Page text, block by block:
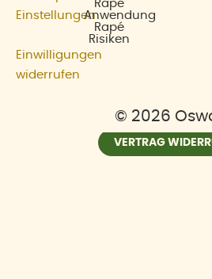
Einstellungen
Einwilligungen
widerrufen
Rapé
Anwendung
Rapé
Risiken
© 2026
VERTRAG